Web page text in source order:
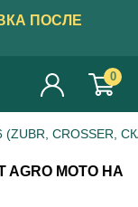
ПОСЛЕ
0
(ZUBR, CROSSER,
MOTO НА
×